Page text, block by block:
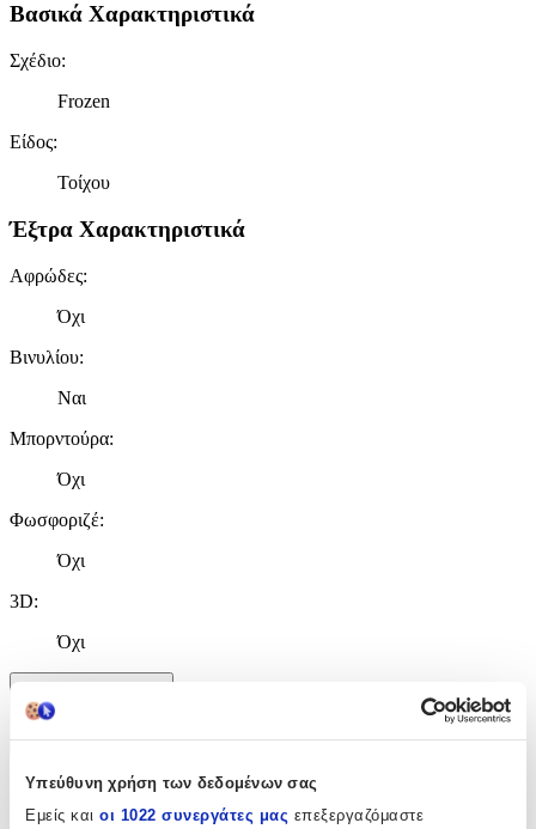
Υπεύθυνη χρήση των δεδομένων σας
Εμείς και οι 1022 συνεργάτες μας επεξεργαζόμαστε
Βασικά Χαρακτηριστικά
Σχέδιο:
Frozen
Είδος:
Τοίχου
Έξτρα Χαρακτηριστικά
Αφρώδες:
Όχι
Βινυλίου:
Ναι
Μπορντούρα:
Όχι
Φωσφοριζέ:
Όχι
3D:
Όχι
Χαρακτηριστικά
+
Χαρακτηριστικά